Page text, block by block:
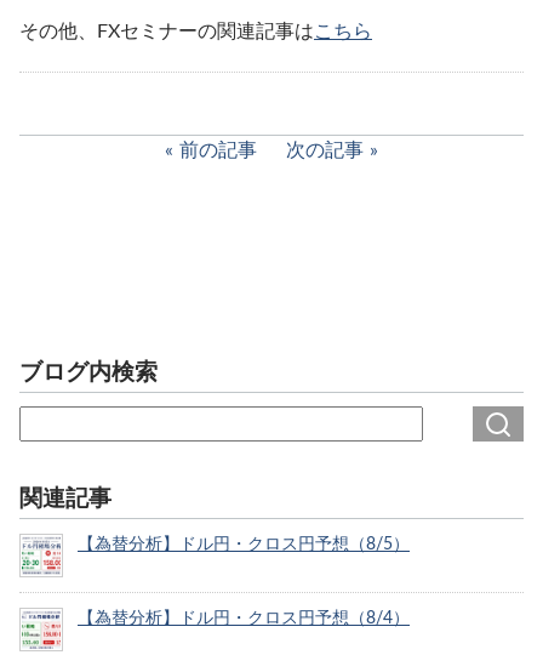
その他、FXセミナーの関連記事はこちら
前の記事 次の記事
ブログ内検索
関連記事
【為替分析】ドル円・クロス円予想（8/5）
【為替分析】ドル円・クロス円予想（8/4）